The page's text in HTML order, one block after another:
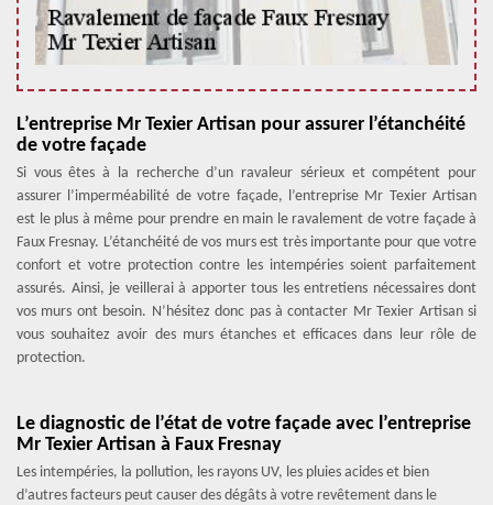
L’entreprise Mr Texier Artisan pour assurer l’étanchéité
de votre façade
Si vous êtes à la recherche d’un ravaleur sérieux et compétent pour
assurer l’imperméabilité de votre façade, l’entreprise Mr Texier Artisan
est le plus à même pour prendre en main le ravalement de votre façade à
Faux Fresnay. L’étanchéité de vos murs est très importante pour que votre
confort et votre protection contre les intempéries soient parfaitement
assurés. Ainsi, je veillerai à apporter tous les entretiens nécessaires dont
vos murs ont besoin. N’hésitez donc pas à contacter Mr Texier Artisan si
vous souhaitez avoir des murs étanches et efficaces dans leur rôle de
protection.
Le diagnostic de l’état de votre façade avec l’entreprise
Mr Texier Artisan à Faux Fresnay
Les intempéries, la pollution, les rayons UV, les pluies acides et bien
d’autres facteurs peut causer des dégâts à votre revêtement dans le